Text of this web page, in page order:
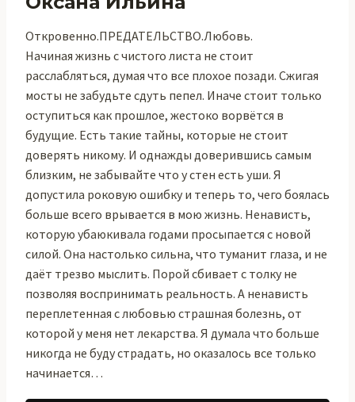
Откровенно.ПРЕДАТЕЛЬСТВО.Любовь.
Начиная жизнь с чистого листа не стоит
расслабляться, думая что все плохое позади. Сжигая
мосты не забудьте сдуть пепел. Иначе стоит только
оступиться как прошлое, жестоко ворвётся в
будущие. Есть такие тайны, которые не стоит
доверять никому. И однажды доверившись самым
близким, не забывайте что у стен есть уши. Я
допустила роковую ошибку и теперь то, чего боялась
больше всего врывается в мою жизнь. Ненависть,
которую убаюкивала годами просыпается с новой
силой. Она настолько сильна, что туманит глаза, и не
даёт трезво мыслить. Порой сбивает с толку не
позволяя воспринимать реальность. А ненависть
переплетенная с любовью страшная болезнь, от
которой у меня нет лекарства. Я думала что больше
никогда не буду страдать, но оказалось все только
начинается…